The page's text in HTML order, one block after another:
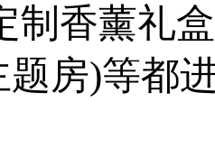
制香薰礼
房)等都